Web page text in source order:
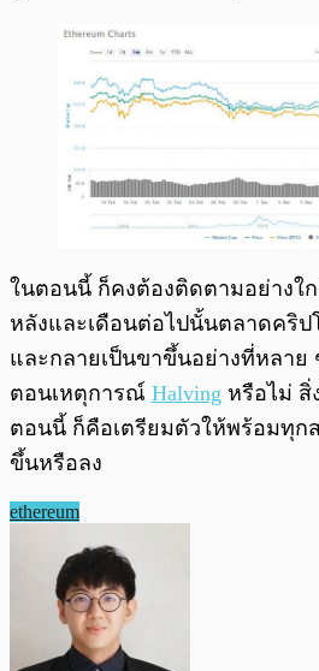
ในตอนนี้ ก็คงต้องติดตามอย่างใ
หลังและเดือนต่อไปนั้นตลาดคริป
และกลายเป็นขาขึ้นอย่างที่หลาย
ตอนเหตุการณ์ Halving หรือไม่ สิ่
ตอนนี้ ก็คือเตรียมตัวให้พร้อมทุก
ขึ้นหรือลง
ethereum